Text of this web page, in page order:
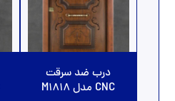
درب ضد سرقت
CNC مدل M1818